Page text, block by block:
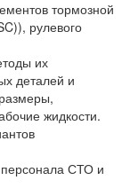
тормозной
рулевого
их
деталей и
жидкости.
персонала СТО и